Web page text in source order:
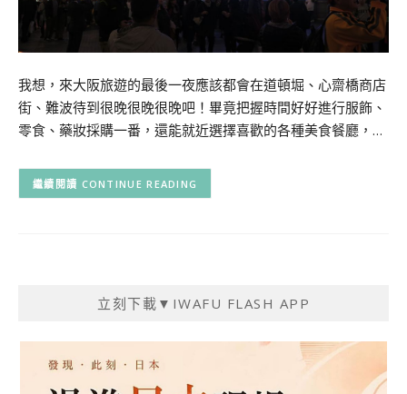
我想，來大阪旅遊的最後一夜應該都會在道頓堀、心齋橋商店
街、難波待到很晚很晚很晚吧！畢竟把握時間好好進行服飾、
零食、藥妝採購一番，還能就近選擇喜歡的各種美食餐廳，…
CONTINUE READING
立刻下載▼IWAFU FLASH APP